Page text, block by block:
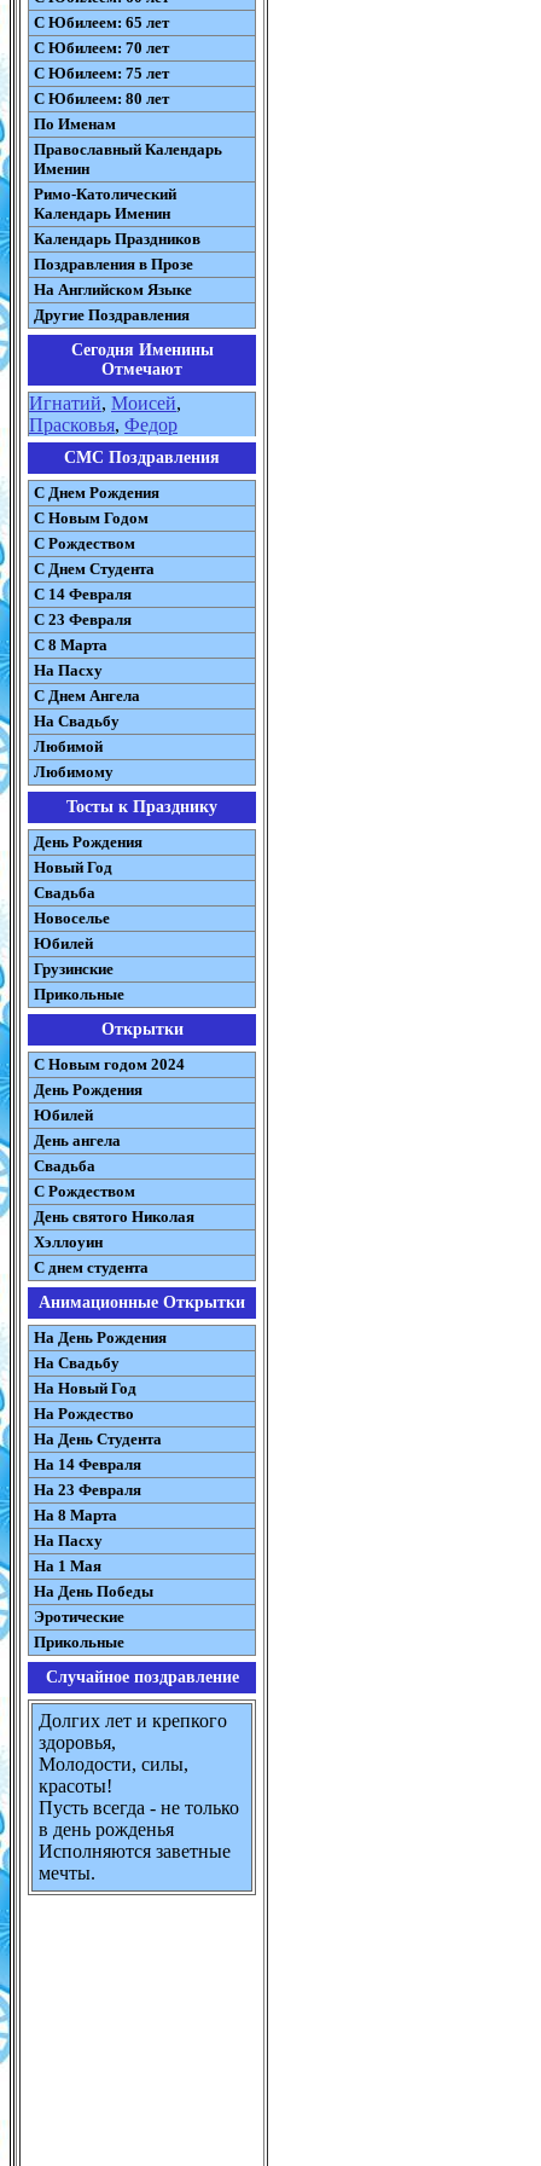
С Юбилеем: 65 лет
С Юбилеем: 70 лет
С Юбилеем: 75 лет
С Юбилеем: 80 лет
По Именам
Православный Календарь
Именин
Римо-Католический
Календарь Именин
Календарь Праздников
Поздравления в Прозе
На Английском Языке
Другие Поздравления
Сегодня Именины
Отмечают
Игнатий, Моисей,
Прасковья, Федор
СМС Поздравления
С Днем Рождения
С Новым Годом
С Рождеством
C Днем Студента
С 14 Февраля
С 23 Февраля
С 8 Марта
На Пасху
C Днем Ангела
На Свадьбу
Любимой
Любимому
Тосты к Празднику
День Рождения
Новый Год
Свадьба
Новоселье
Юбилей
Грузинские
Прикольные
Открытки
С Новым годом 2024
День Рождения
Юбилей
День ангела
Свадьба
С Рождеством
День святого Николая
Хэллоуин
С днем студента
Анимационные Открытки
На День Рождения
На Свадьбу
На Новый Год
На Рождество
На День Студента
На 14 Февраля
На 23 Февраля
На 8 Марта
На Пасху
На 1 Мая
На День Победы
Эротические
Прикольные
Случайное поздравление
Долгих лет и крепкого
здоровья,
Молодости, силы,
красоты!
Пусть всегда - не только
в день рожденья
Исполняются заветные
мечты.